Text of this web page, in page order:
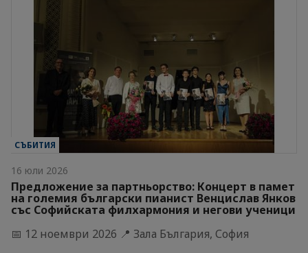
СЪБИТИЯ
16 юли 2026
Предложение за партньорство: Концерт в памет
на големия български пианист Венцислав Янков
със Софийската филхармония и негови ученици
📅 12 ноември 2026 📍 Зала България, София